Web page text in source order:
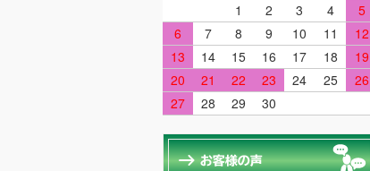
1
2 3 4
5
6
7 8 9 10 11
12
13
14 15 16 17 18
19
20
21 22 23 24 25
26
27
28 29 30